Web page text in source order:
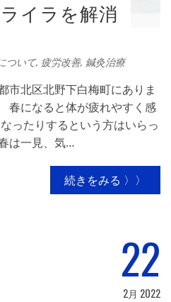
イラを解消
ついて, 疲労改善, 鍼灸治療
北区北野下白梅町にありま
春になると体が疲れやすく感
ったりするという方はいらっ
は一見、気…
続きをみる 〉〉
22
2月 2022